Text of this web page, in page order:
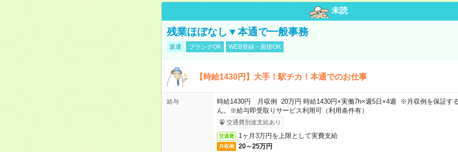
未読
残業ほぼなし▼本通で一般事務
派遣 ブランクOK WEB登録・面接OK
【時給1430円】大手！駅チカ！本通でのお仕事
給与
時給1430円 月収例 20万円 時給1430円×実働7h×週5日×4週 ※月収例を保証す
ん。※給与即受取りサービス利用可（利用条件有）
交通費別途支給あり
交通費 1ヶ月3万円を上限として実費支給
月収例 20～25万円